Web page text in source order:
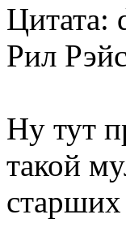
Цитата:
Рил
Ну тут
такой